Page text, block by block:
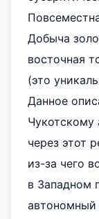
Добыча
восточная
(это
Данное
Чукотскому
через этот
из-за чего
в Западном
автономный